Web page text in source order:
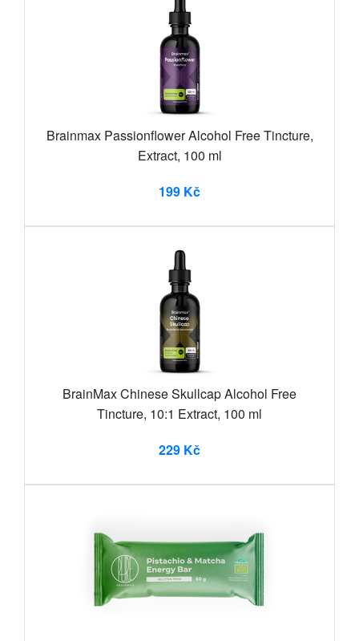
Brainmax Passionflower Alcohol Free Tincture,
Extract, 100 ml
199 Kč
BrainMax Chinese Skullcap Alcohol Free
Tincture, 10:1 Extract, 100 ml
229 Kč